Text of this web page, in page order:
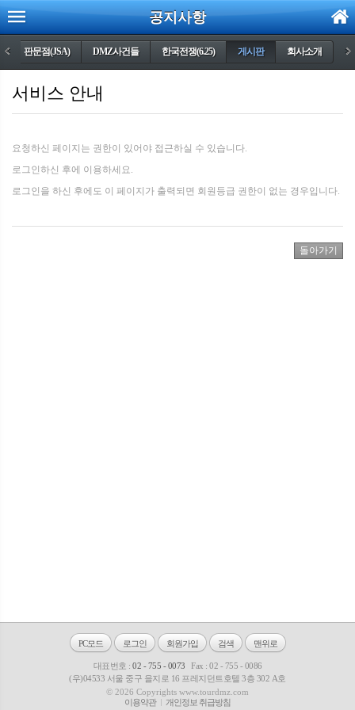
공지사항
< 판문점(JSA) DMZ사건들 한국전쟁(6.25) 게시판 회사소개 >
서비스 안내
요청하신 페이지는 권한이 있어야 접근하실 수 있습니다.
로그인하신 후에 이용하세요.
로그인을 하신 후에도 이 페이지가 출력되면 회원등급 권한이 없는 경우입니다.
PC모드 로그인 회원가입 검색 맨위로
대표번호 : 02 - 755 - 0073
Fax : 02 - 755 - 0086
(우)04533 서울 중구 을지로 16 프레지던트호텔 3층 302 A호
© 2026 Copyrights www.tourdmz.com
이용약관
개인정보 취급방침